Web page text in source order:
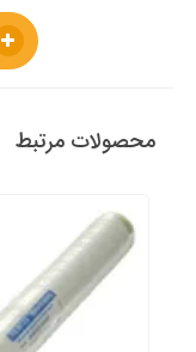
محصولات مرتبط